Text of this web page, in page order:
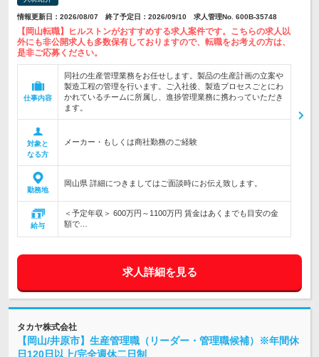
情報更新日：2026/08/07 終了予定日：2026/09/10 求人管理No. 600B-35748
【岡山転職】ヒルストンがおすすめする求人案件です。こちらの求人以
外にも非公開求人も多数保有しておりますので、転職をお考えの方は、
是非ご応募ください。
仕事内容
同社の生産管理業務をお任せします。製品の生産計画の立案や
製造工程の管理を行います。ご入社後、製造プロセスごとにわ
かれているチームに所属し、進捗管理業務に携わっていただき
ます。
対象と
なる方
メーカー・もしくは商社勤務のご経験
勤務地
岡山県 詳細につきましてはご面談時にお伝え致します。
給与
＜予定年収＞ 600万円～1100万円 賃金はあくまでも目安の金
額で…
求人詳細を見る
タカヤ株式会社
【岡山/井原市】生産管理職（リーダー・管理職候補）※年間休
日120日以上/完全週休二日制